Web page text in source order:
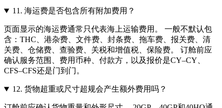
11. 海运费是否包含所有附加费用？
页面显示的海运费通常只代表海上运输费用。 一般不默认包
含：THC、港杂费、文件费、封条费、拖车费、报关费、清
关费、仓储费、查验费、关税和增值税、保险费。 订舱前应
确认服务范围、费用币种、付款方，以及报价是CY–CY、
CFS–CFS还是门到门。
12. 货物超重或尺寸超规会产生额外费用吗？